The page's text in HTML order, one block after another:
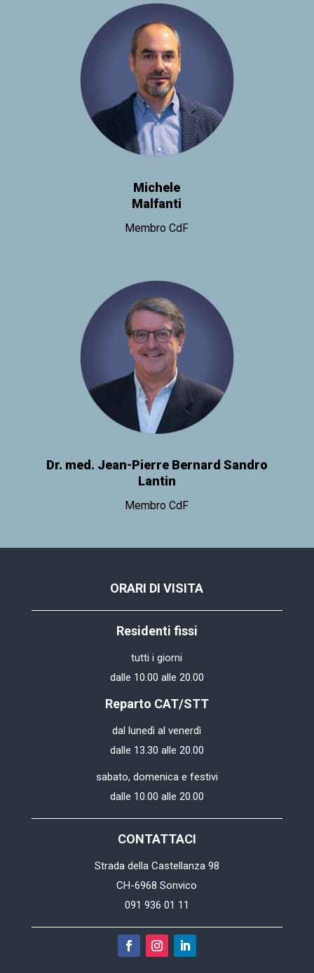
Michele
Malfanti
Membro CdF
Dr. med. Jean-Pierre Bernard Sandro
Lantin
Membro CdF
ORARI DI VISITA
Residenti fissi
tutti i giorni
dalle 10.00 alle 20.00
Reparto CAT/STT
dal lunedì al venerdì
dalle 13.30 alle 20.00
sabato, domenica e festivi
dalle 10.00 alle 20.00
CONTATTACI
Strada della Castellanza 98
CH-6968 Sonvico
091 936 01 11